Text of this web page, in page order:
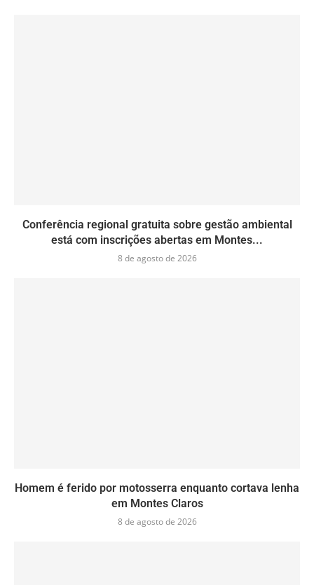
Conferência regional gratuita sobre gestão ambiental
está com inscrições abertas em Montes...
8 de agosto de 2026
Homem é ferido por motosserra enquanto cortava lenha
em Montes Claros
8 de agosto de 2026